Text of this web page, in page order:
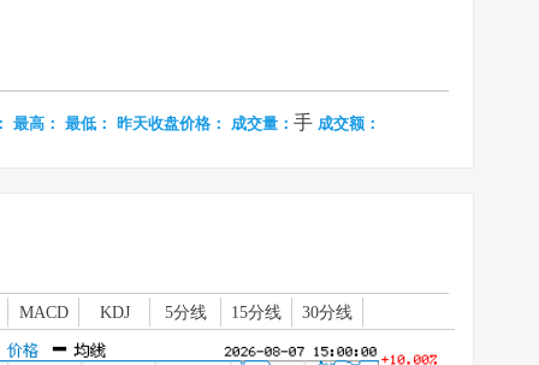
最高： 最低： 昨天收盘价格： 成交量： 手 成交额：
MACD KDJ 5分线 15分线 30分线